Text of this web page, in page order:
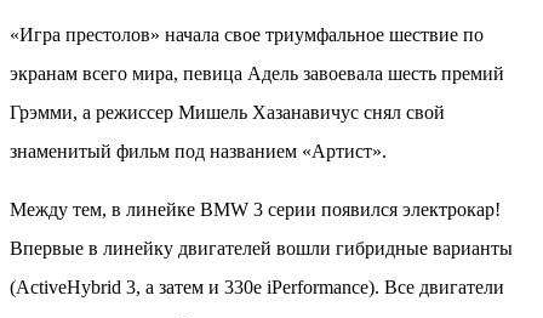
«Игра престолов» начала свое триумфальное шествие по
экранам всего мира, певица Адель завоевала шесть премий
Грэмми, а режиссер Мишель Хазанавичус снял свой
знаменитый фильм под названием «Артист».
Между тем, в линейке BMW 3 серии появился электрокар!
Впервые в линейку двигателей вошли гибридные варианты
(ActiveHybrid 3, а затем и 330e iPerformance). Все двигатели